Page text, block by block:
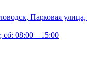
Парковая
сб: 08:00—15:00